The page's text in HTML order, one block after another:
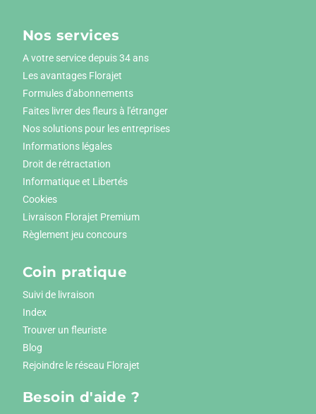
Nos services
A votre service depuis 34 ans
Les avantages Florajet
Formules d'abonnements
Faites livrer des fleurs à l'étranger
Nos solutions pour les entreprises
Informations légales
Droit de rétractation
Informatique et Libertés
Cookies
Livraison Florajet Premium
Règlement jeu concours
Coin pratique
Suivi de livraison
Index
Trouver un fleuriste
Blog
Rejoindre le réseau Florajet
Besoin d'aide ?